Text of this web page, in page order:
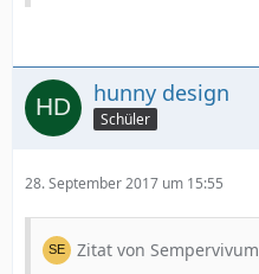
hunny design
Schüler
28. September 2017 um 15:55
Zitat von Sempervivum